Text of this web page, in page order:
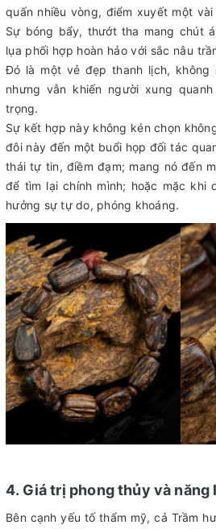
quấn nhiều vòng, điểm xuyết một
Sự bóng bẩy, thướt tha mang chút
lụa phối hợp hoàn hảo với sắc nâu
Đó là một vẻ đẹp thanh lịch, không
nhưng vẫn khiến người xung
trọng.
Sự kết hợp này không kén chọn
đôi này đến một buổi họp đối tác
thái tự tin, điềm đạm; mang nó đến
để tìm lại chính mình; hoặc mặc khi
hưởng sự tự do, phóng khoáng.
4. Giá trị phong thủy và
Bên cạnh yếu tố thẩm mỹ, cả Trầm